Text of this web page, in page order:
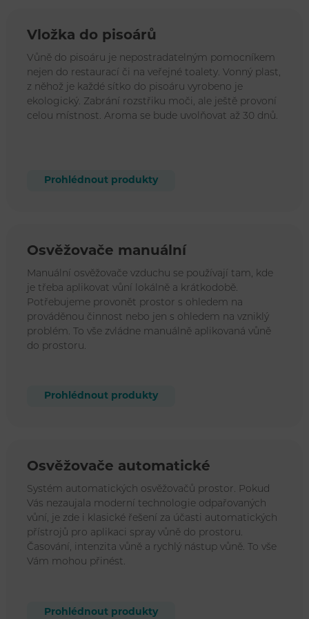
Vložka do pisoárů
Vůně do pisoáru je nepostradatelným pomocníkem
nejen do restaurací či na veřejné toalety. Vonný plast,
z něhož je každé sítko do pisoáru vyrobeno je
ekologický. Zabrání rozstřiku moči, ale ještě provoní
celou místnost. Aroma se bude uvolňovat až 30 dnů.
Prohlédnout produkty
Osvěžovače manuální
Manuální osvěžovače vzduchu se používají tam, kde
je třeba aplikovat vůní lokálně a krátkodobě.
Potřebujeme provonět prostor s ohledem na
prováděnou činnost nebo jen s ohledem na vzniklý
problém. To vše zvládne manuálně aplikovaná vůně
do prostoru.
Prohlédnout produkty
Osvěžovače automatické
Systém automatických osvěžovačů prostor. Pokud
Vás nezaujala moderní technologie odpařovaných
vůní, je zde i klasické řešení za účasti automatických
přístrojů pro aplikaci spray vůně do prostoru.
Časování, intenzita vůně a rychlý nástup vůně. To vše
Vám mohou přinést.
Prohlédnout produkty